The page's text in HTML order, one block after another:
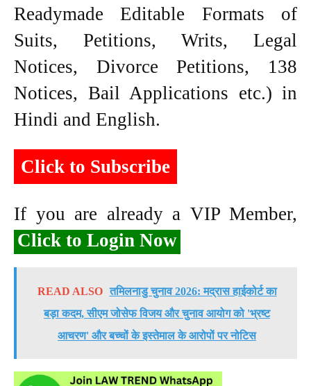
Readymade Editable Formats of
Suits, Petitions, Writs, Legal
Notices, Divorce Petitions, 138
Notices, Bail Applications etc.) in
Hindi and English.
Click to Subscribe
If you are already a VIP Member,
Click to Login Now
READ ALSO तमिलनाडु चुनाव 2026: मद्रास हाईकोर्ट का
बड़ा कदम, सीएम जोसेफ विजय और चुनाव आयोग को 'भ्रष्ट
आचरण' और बच्चों के इस्तेमाल के आरोपों पर नोटिस